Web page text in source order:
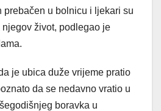
prebačen u bolnicu i ljekari su
život, podlegao je
je ubica duže vrijeme pratio
da se nedavno vratio u
boravka u